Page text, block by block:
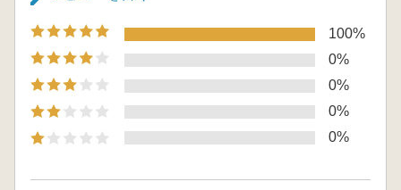
(3)竪穴式石槨と墳丘の関係 (岩本 崇)
(4)竪穴式石槨 (石貫弘泰・奥山 貴)
(5)竪穴式石槨構築過程の復元 (岩本 崇)
(6)遺物の出土状況 (石貫弘泰)
4 出土遺物
(1)遺物の種類と数 (岩本 崇)
100%
0%
0%
0%
0%